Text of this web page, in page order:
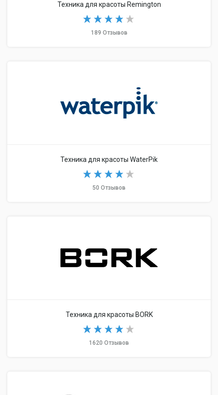
Техника для красоты Remington
189 Отзывов
Техника для красоты WaterPik
50 Отзывов
Техника для красоты BORK
1620 Отзывов